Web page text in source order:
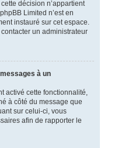
décision n’appartient
Limited n’est en
instauré sur cet espace.
un administrateur
à un
activé cette fonctionnalité,
à côté du message que
sur celui-ci, vous
afin de rapporter le